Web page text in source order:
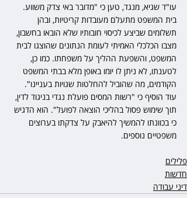
עו"ד שגיא, מנגד, טען כי "מדובר באי צדק משווע.
בית המשפט מתעלם מעובדות קריטיות, ובהן
תשלומים שביצע לכיסוי חובותיו שלא הובאו בחשבון,
מצבו הכלכלי האמיתי לעומת הנתונים שהוצגו לבית
המשפט, והשפעת ההליך על משפחתו. כמו כן,
לטענתו, לא ניתן לו יומו באופן מלא בבתי המשפט
הקודמים, מה שהוביל להחלטות שגויות בעניינו".
עוד הוסיף כי "רשות המסים פועלת נגדי בניגוד לדין,
תוך שימוש פסול בהליכי הוצאה לפועל". הוא הדגיש
כי בכוונתו להמשיך להיאבק על צדקתו בערוצים
משפטיים נוספים.
פלילים
חדשות
דיני עבודה